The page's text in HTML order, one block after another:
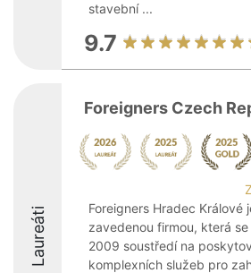
stavební ...
9.7
Laureáti
Foreigners Czech
Foreigners Hradec Králové
zavedenou firmou, která
2009 soustředí na
komplexních služeb pro